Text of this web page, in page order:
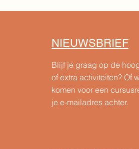
NIEUWSBRIEF
Blijf je graag op de
of extra activiteiten? Of
komen voor een
je e-mailadres achter.